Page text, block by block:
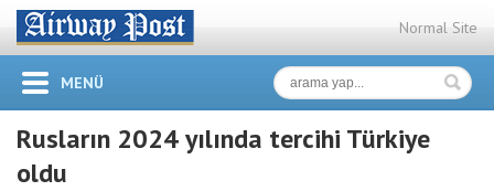
Normal Site
MENÜ
Rusların 2024 yılında tercihi Türkiye
oldu